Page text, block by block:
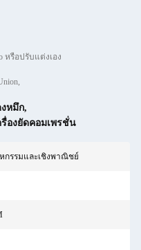
หรือปรับแต่งเอง
หมึก,
รื่องยัดคอมเพรชั่น
กรรมและเชิงพาณิชย์